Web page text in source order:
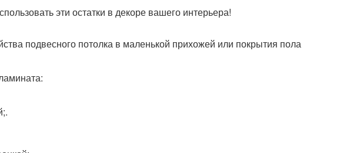
эти остатки в декоре вашего интерьера!
подвесного потолка в маленькой прихожей или покрытия пола